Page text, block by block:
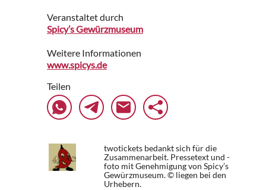
Veranstaltet durch
Spicy’s Gewürzmuseum
Weitere Informationen
www.spicys.de
Teilen
twotickets bedankt sich für die
Zusammenarbeit. Pressetext und -
foto mit Genehmigung von Spicy’s
Gewürzmuseum. © liegen bei den
Urhebern.